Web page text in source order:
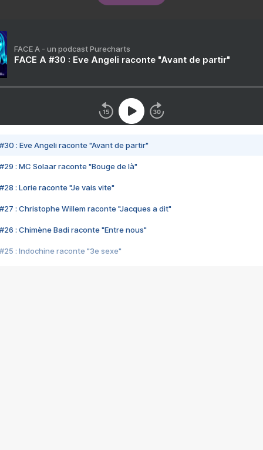
FACE A - un podcast Purecharts
FACE A #30 : Eve Angeli raconte "Avant de partir"
#30 : Eve Angeli raconte "Avant de partir"
#29 : MC Solaar raconte "Bouge de là"
#28 : Lorie raconte "Je vais vite"
#27 : Christophe Willem raconte "Jacques a dit"
#26 : Chimène Badi raconte "Entre nous"
#25 : Indochine raconte "3e sexe"